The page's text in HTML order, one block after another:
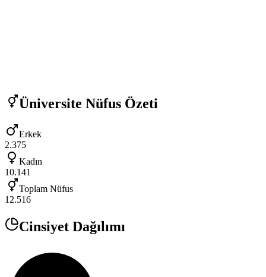
Üniversite Nüfus Özeti
Erkek
2.375
Kadın
10.141
Toplam Nüfus
12.516
Cinsiyet Dağılımı